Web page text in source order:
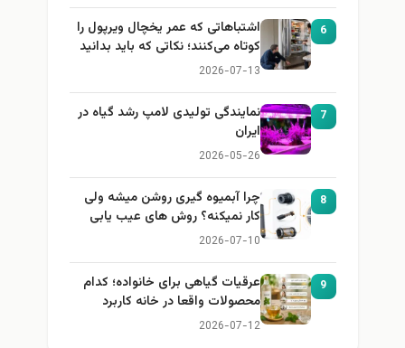
6
اشتباهاتی که عمر یخچال ویرپول را
کوتاه می‌کنند؛ نکاتی که باید بدانید
2026-07-13
7
نمایندگی تولیدی لامپ رشد گیاه در
ایران
2026-05-26
8
چرا آبمیوه گیری روشن میشه ولی
کار نمیکنه؟ روش های عیب یابی
2026-07-10
9
عرقیات گیاهی برای خانواده؛ کدام
محصولات واقعا در خانه کاربرد
دارند؟
2026-07-12